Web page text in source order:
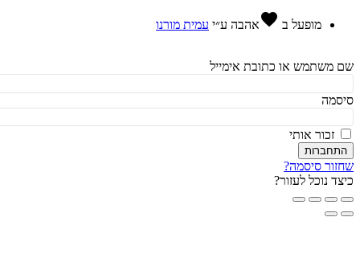
מופעל בfavorite אהבהע״י עמית מורנו
או כתובת אימייל
זכור אותי
סיסמה?
נוכל לעזור?